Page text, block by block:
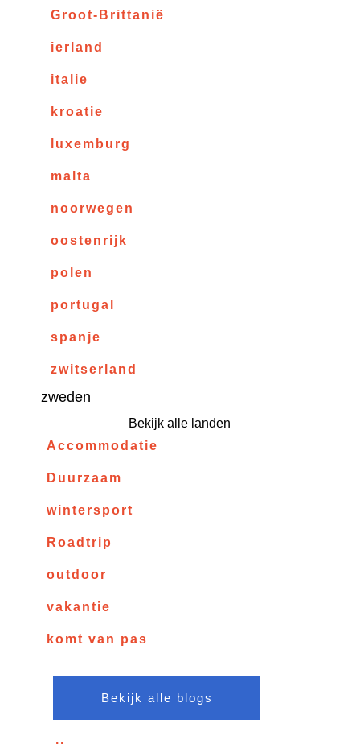
Groot-Brittanië
ierland
italie
kroatie
luxemburg
malta
noorwegen
oostenrijk
polen
portugal
spanje
zwitserland
zweden
Bekijk alle landen
Accommodatie
Duurzaam
wintersport
Roadtrip
outdoor
vakantie
komt van pas
Bekijk alle blogs